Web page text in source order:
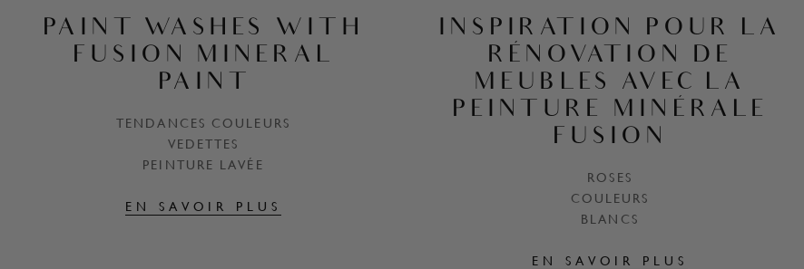
PAINT WASHES WITH
FUSION MINERAL
PAINT
TENDANCES COULEURS
VEDETTES
PEINTURE LAVÉE
EN SAVOIR PLUS
INSPIRATION POUR LA
RÉNOVATION DE
MEUBLES AVEC LA
PEINTURE MINÉRALE
FUSION
ROSES
COULEURS
BLANCS
EN SAVOIR PLUS